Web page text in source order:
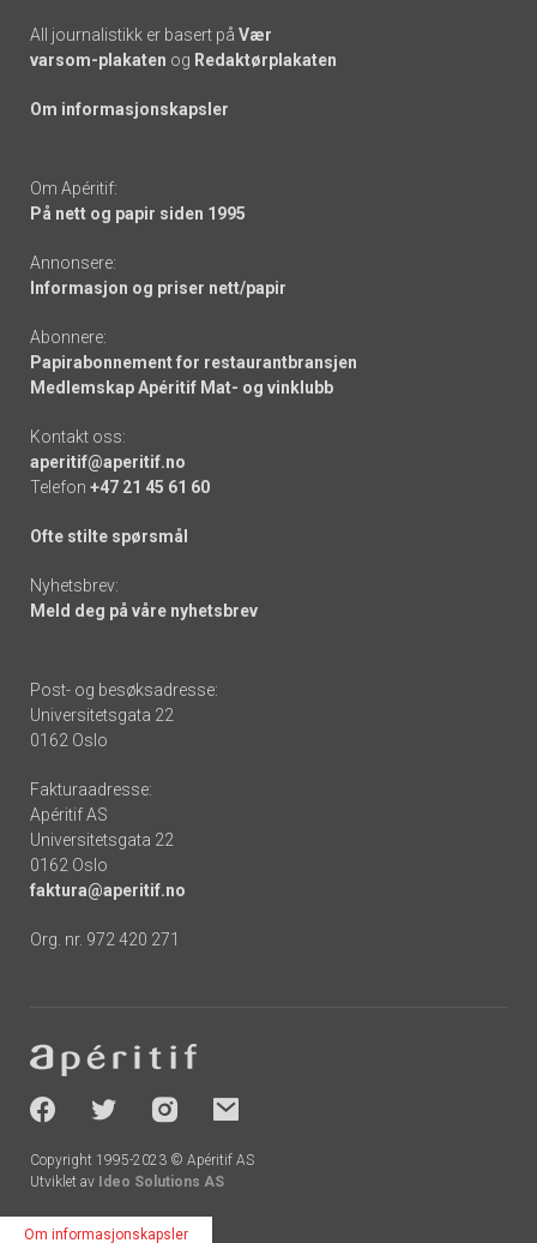
All journalistikk er basert på Vær
varsom-plakaten og Redaktørplakaten
Om informasjonskapsler
Om Apéritif:
På nett og papir siden 1995
Annonsere:
Informasjon og priser nett/papir
Abonnere:
Papirabonnement for restaurantbransjen
Medlemskap Apéritif Mat- og vinklubb
Kontakt oss:
aperitif@aperitif.no
Telefon +47 21 45 61 60
Ofte stilte spørsmål
Nyhetsbrev:
Meld deg på våre nyhetsbrev
Post- og besøksadresse:
Universitetsgata 22
0162 Oslo
Fakturaadresse:
Apéritif AS
Universitetsgata 22
0162 Oslo
faktura@aperitif.no
Org. nr. 972 420 271
-
socials
Copyright 1995-2023 © Apéritif AS
Utviklet av Ideo Solutions AS
Om informasjonskapsler